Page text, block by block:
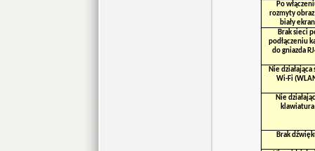
Po
rozmyty
biały ekran
Brak sieci
podłączeniu
do gniazda
Nie działająca
Wi-Fi
Nie
klawiatura
Brak